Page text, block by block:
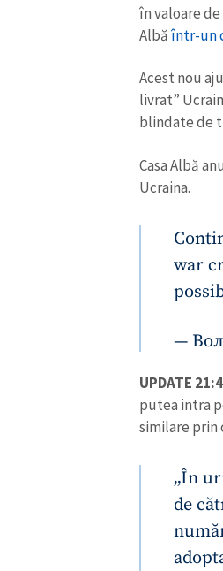
în valoare
Albăîntr-un
Acest nou
livrat”
blindate de
Casa Albă
Ucraina.
war
—
UPDATE
putea intra
similare prin
„În
de